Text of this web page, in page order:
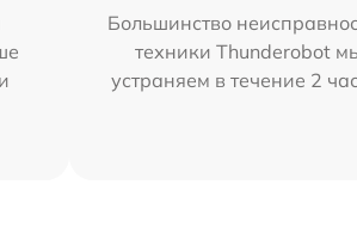
Большинство
техники Thunderobot
устраняем в течение 2